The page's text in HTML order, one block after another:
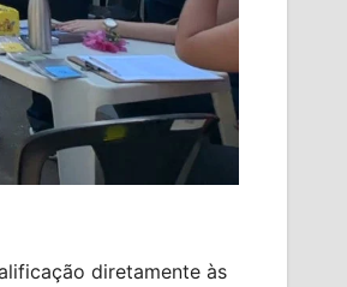
diretamente às